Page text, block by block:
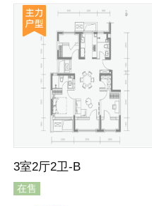
3室2厅2卫-B
在售